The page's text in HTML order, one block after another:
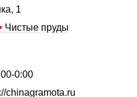
1
Чистые пруды
0:00
chinagramota.ru